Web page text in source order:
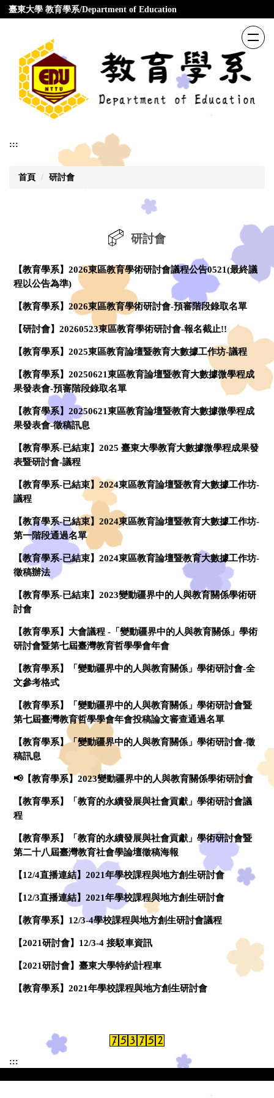
跳
臺東大學 教育學系/Department of Education
:::
首頁 研討會
研討會
【教育學系】2026東區教育學術研討會議程公告0521(最終議
程以公告為準)
【教育學系】2026東區教育學術研討會-預審階段錄取名單
【研討會】20260523東區教育學術研討會-報名截止!!
【教育學系】2025東區教育論壇暨教育大數據工作坊-議程
【教育學系】20250621東區教育論壇暨教育大數據微學程成
果發表會-預審階段錄取名單
【教育學系】20250621東區教育論壇暨教育大數據微學程成
果發表會-徵稿訊息
【教育學系-已結束】2025 臺東大學教育大數據微學程成果發
表暨研討會-議程
【教育學系-已結束】2024東區教育論壇暨教育大數據工作坊-
議程
【教育學系-已結束】2024東區教育論壇暨教育大數據工作坊-
第一階段通過名單
【教育學系-已結束】2024東區教育論壇暨教育大數據工作坊-
徵稿辦法
【教育學系-已結束】2023變動疆界中的人與教育關係學術研
討會
【教育學系】大會議程 -「變動疆界中的人與教育關係」學術
研討會暨第七屆臺灣教育哲學學會年會
【教育學系】「變動疆界中的人與教育關係」學術研討會-全
文參考格式
【教育學系】「變動疆界中的人與教育關係」學術研討會暨
第七屆臺灣教育哲學學會年會投稿論文審查通過名單
【教育學系】「變動疆界中的人與教育關係」學術研討會-徵
稿訊息
📢【教育學系】2023變動疆界中的人與教育關係學術研討會
【教育學系】「教育的永續發展與社會貢獻」學術研討會議
程
【教育學系】「教育的永續發展與社會貢獻」學術研討會暨
第二十八屆臺灣教育社會學論壇徵稿海報
【12/4直播連結】2021年學校課程與地方創生研討會
【12/3直播連結】2021年學校課程與地方創生研討會
【教育學系】12/3-4學校課程與地方創生研討會議程
【2021研討會】12/3-4 接駁車資訊
【2021研討會】臺東大學特約計程車
【教育學系】2021年學校課程與地方創生研討會
:::